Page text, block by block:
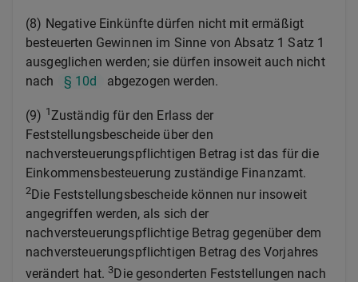
(8) Negative Einkünfte dürfen nicht mit ermäßigt
besteuerten Gewinnen im Sinne von Absatz 1 Satz 1
ausgeglichen werden; sie dürfen insoweit auch nicht
nach
§ 10d abgezogen werden.
(9) 1Zuständig für den Erlass der
Feststellungsbescheide über den
nachversteuerungspflichtigen Betrag ist das für die
Einkommensbesteuerung zuständige Finanzamt.
2 Die Feststellungsbescheide können nur insoweit
angegriffen werden, als sich der
nachversteuerungspflichtige Betrag gegenüber dem
nachversteuerungspflichtigen Betrag des Vorjahres
verändert hat. 3 Die gesonderten Feststellungen nach